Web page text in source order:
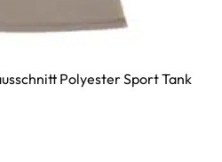
Polyester Sport Tank